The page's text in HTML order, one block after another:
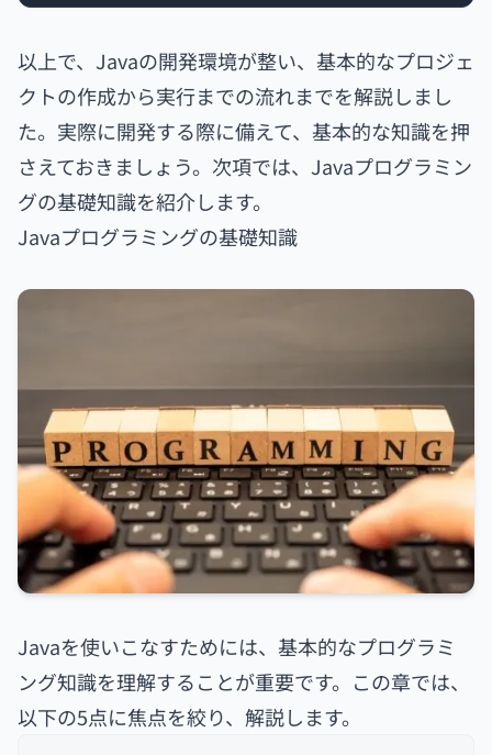
以上で、Javaの開発環境が整い、基本的なプロジェ
クトの作成から実行までの流れまでを解説しまし
た。実際に開発する際に備えて、基本的な知識を押
さえておきましょう。次項では、Javaプログラミン
グの基礎知識を紹介します。
Javaプログラミングの基礎知識
Javaを使いこなすためには、基本的なプログラミ
ング知識を理解することが重要です。この章では、
以下の5点に焦点を絞り、解説します。